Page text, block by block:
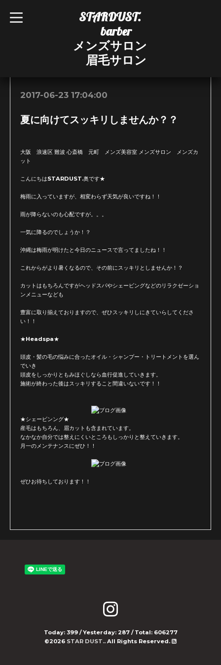
STARDUST.
barber
メンズサロン
眉毛サロン
t
o
お知らせ
2017-06-23 17:04:00
夏に向けてスッキリしませんか？？
大阪 浪速区 難波 心斎橋 元町 メンズ美容室 メンズサロン メンズカ
ット
こんにちはSTARDUST.奥です★
梅雨に入っていますが、相変わらず天気が良いですね！！
雨が降らないのも心配ですが。。。
一気に降るのでしょうか！？
沖縄は梅雨が明けたと今日のニュースで言ってましたね！！
これからがより暑くなるので、その前にスッキリとしませんか！？
カットはもちろんですがヘッドスパやシェービングなどのリラクゼーショ
ンメニューなども
豊富に取り揃えておりますので、ぜひスッキリしにきていらしてくださ
い！！
★Headspa★
頭皮・髪の毛の悩みに合ったオイル・シャンプー・トリートメントを選ん
でいき
頭皮をしっかりともみほぐしなら血行促進していきます。
施術が終わった後はスッキリすること間違いないです！！
★シェービンング★
産毛はもちろん、眉カットも含まれています。
なかなか自分では整えにくいところもしっかりと整えていきます。
月一のメンテナンスにぜひ！！
ぜひお待ちしております！！
Today: 399/ Yesterday: 287/ Total: 606277
©2026 STAR DUST.. All Rights Reserved.